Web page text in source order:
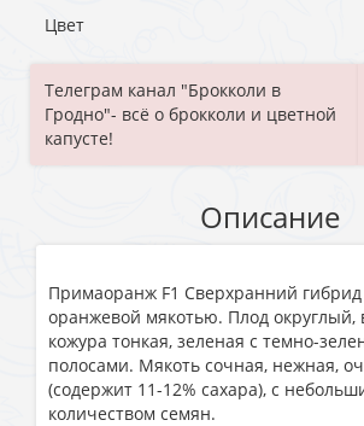
Цвет
Телеграм канал "Брокколи в
Гродно"- всё о брокколи и цветной
капусте!
Описание
Примаоранж F1 Сверхранний гибрид
оранжевой мякотью. Плод округлый,
кожура тонкая, зеленая с темно-
полосами. Мякоть сочная, нежная,
(содержит 11-12% сахара), с
количеством семян.